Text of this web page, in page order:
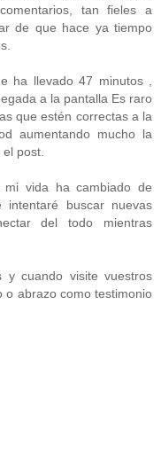
tan fieles a
de que hace ya tiempo
ha llevado 47 minutos ,
a la pantalla Es raro
que estén correctas a la
aumentando mucho la
post.
vida ha cambiado de
intentaré buscar nuevas
del todo mientras
y cuando visite vuestros
o abrazo como testimonio